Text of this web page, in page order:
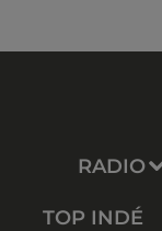
RADIO
TOP INDÉ